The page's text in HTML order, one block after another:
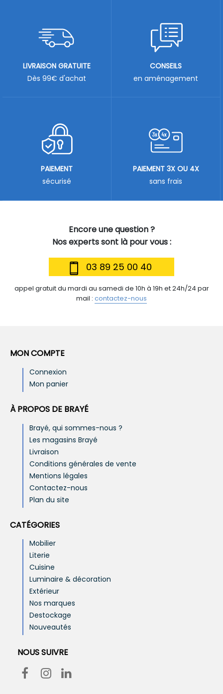
Encore une question ?
Nos experts sont là pour vous :
03 89 25 00 40
appel gratuit du mardi au samedi de 10h à 19h et 24h/24 par
mail : contactez-nous
LIVRAISON GRATUITE
Dès 99€ d'achat
CONSEILS
en aménagement
PAIEMENT
sécurisé
PAIEMENT 3X OU 4X
sans frais
MON COMPTE
Connexion
Mon panier
À PROPOS DE BRAYÉ
Brayé, qui sommes-nous ?
Les magasins Brayé
Livraison
Conditions générales de vente
Mentions légales
Contactez-nous
Plan du site
CATÉGORIES
Mobilier
Literie
Cuisine
Luminaire & décoration
Extérieur
Nos marques
Destockage
Nouveautés
NOUS SUIVRE